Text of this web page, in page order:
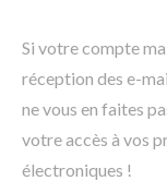
Si votre compte
réception des e-
ne vous en faites
votre accès à vos
électroniques !